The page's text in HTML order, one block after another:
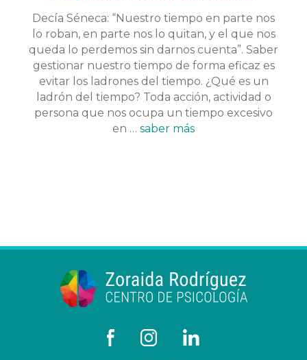
Decía Séneca: “Nuestro tiempo en parte nos
lo roban, en parte nos lo quitan, y el que nos
queda lo perdemos sin darnos cuenta”. Saber
gestionar nuestro tiempo de forma eficaz es
evitar los ladrones del tiempo. ¿Qué es un
ladrón del tiempo? Toda acción, actividad o
persona que nos ocupa un tiempo excesivo
en … saber más